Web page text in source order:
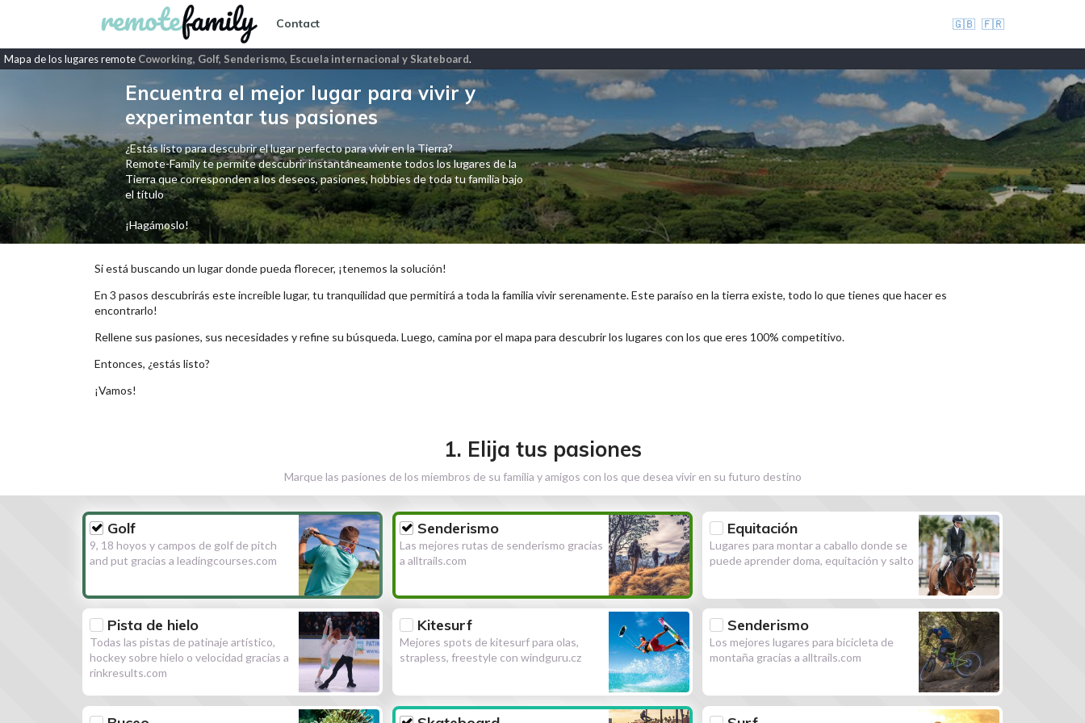
Contact 🇬🇧 🇫🇷
Mapa de los lugares remote Coworking, Golf, Senderismo, Escuela internacional y Skateboard.
Encuentra el mejor lugar para vivir y
experimentar tus pasiones
¿Estás listo para descubrir el lugar perfecto para vivir en la Tierra?
Remote-Family te permite descubrir instantáneamente todos los lugares de la
Tierra que corresponden a los deseos, pasiones, hobbies de toda tu familia bajo
el título
¡Hagámoslo!
Si está buscando un lugar donde pueda florecer, ¡tenemos la solución!
En 3 pasos descubrirás este increíble lugar, tu tranquilidad que permitirá a toda la familia vivir serenamente. Este paraíso en la tierra existe, todo lo que tienes que hacer es
encontrarlo!
Rellene sus pasiones, sus necesidades y refine su búsqueda. Luego, camina por el mapa para descubrir los lugares con los que eres 100% competitivo.
Entonces, ¿estás listo?
¡Vamos!
1. Elija tus pasiones
Marque las pasiones de los miembros de su familia y amigos con los que desea vivir en su futuro destino
Golf
9, 18 hoyos y campos de golf de pitch
and put gracias a leadingcourses.com
Senderismo
Las mejores rutas de senderismo gracias
a alltrails.com
Equitación
Lugares para montar a caballo donde se
puede aprender doma, equitación y salto
Pista de hielo
Todas las pistas de patinaje artístico,
hockey sobre hielo o velocidad gracias a
rinkresults.com
Kitesurf
Mejores spots de kitesurf para olas,
strapless, freestyle con windguru.cz
Senderismo
Los mejores lugares para bicicleta de
montaña gracias a alltrails.com